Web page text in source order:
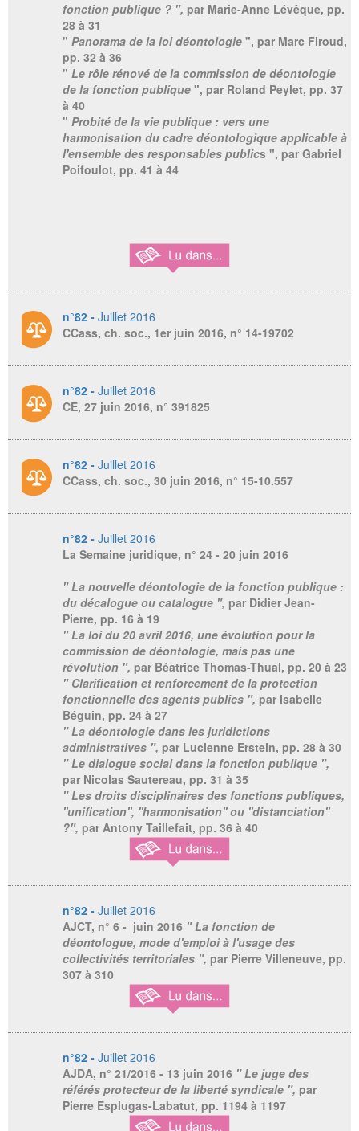
fonction publique ? ", par Marie-Anne Lévêque, pp.
28 à 31
" Panorama de la loi déontologie ", par Marc Firoud,
pp. 32 à 36
" Le rôle rénové de la commission de déontologie
de la fonction publique ", par Roland Peylet, pp. 37
à 40
" Probité de la vie publique : vers une
harmonisation du cadre déontologique applicable à
l'ensemble des responsables publics ", par Gabriel
Poifoulot, pp. 41 à 44
n°82 - Juillet 2016
CCass, ch. soc., 1er juin 2016, n° 14-19702
n°82 - Juillet 2016
CE, 27 juin 2016, n° 391825
n°82 - Juillet 2016
CCass, ch. soc., 30 juin 2016, n° 15-10.557
n°82 - Juillet 2016
La Semaine juridique, n° 24 - 20 juin 2016
" La nouvelle déontologie de la fonction publique :
du décalogue ou catalogue ", par Didier Jean-
Pierre, pp. 16 à 19
" La loi du 20 avril 2016, une évolution pour la
commission de déontologie, mais pas une
révolution ", par Béatrice Thomas-Thual, pp. 20 à 23
" Clarification et renforcement de la protection
fonctionnelle des agents publics ", par Isabelle
Béguin, pp. 24 à 27
" La déontologie dans les juridictions
administratives ", par Lucienne Erstein, pp. 28 à 30
" Le dialogue social dans la fonction publique ",
par Nicolas Sautereau, pp. 31 à 35
" Les droits disciplinaires des fonctions publiques,
''unification'', ''harmonisation'' ou ''distanciation''
?", par Antony Taillefait, pp. 36 à 40
n°82 - Juillet 2016
AJCT, n° 6 - juin 2016 " La fonction de
déontologue, mode d'emploi à l'usage des
collectivités territoriales ", par Pierre Villeneuve, pp.
307 à 310
n°82 - Juillet 2016
AJDA, n° 21/2016 - 13 juin 2016 " Le juge des
référés protecteur de la liberté syndicale ", par
Pierre Esplugas-Labatut, pp. 1194 à 1197